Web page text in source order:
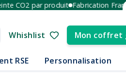
CO2 par produit Fabrication
Whishlist Mon coffret
RSE Personnalisation